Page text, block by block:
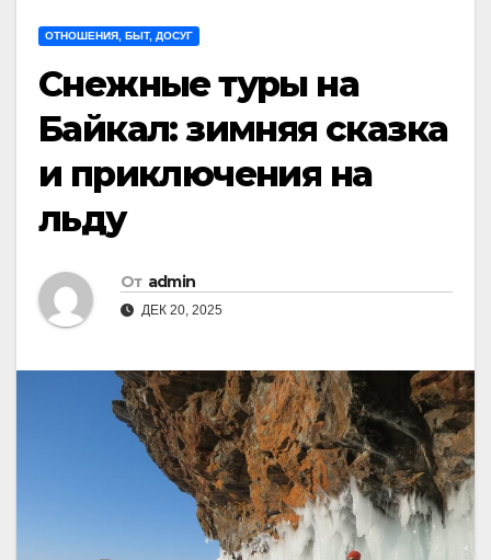
ОТНОШЕНИЯ, БЫТ, ДОСУГ
Снежные туры на
Байкал: зимняя сказка
и приключения на
льду
От admin
ДЕК 20, 2025